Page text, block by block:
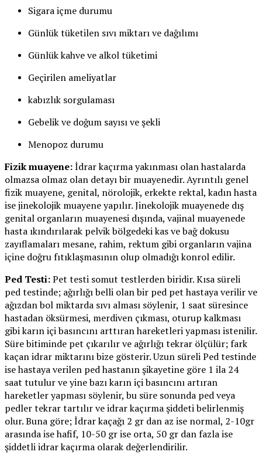
Sigara içme durumu
Günlük tüketilen sıvı miktarı ve dağılımı
Günlük kahve ve alkol tüketimi
Geçirilen ameliyatlar
kabızlık sorgulaması
Gebelik ve doğum sayısı ve şekli
Menopoz durumu
Fizik muayene:İdrar kaçırma yakınması olan hastalarda
olmazsa olmaz olan detayı bir muayenedir. Ayrıntılı genel
fizik muayene, genital, nörolojik, erkekte rektal, kadın hasta
ise jinekolojik muayene yapılır. Jinekolojik muayenede dış
genital organların muayenesi dışında, vajinal muayenede
hasta ıkındırılarak pelvik bölgedeki kas ve bağ dokusu
zayıflamaları mesane, rahim, rektum gibi organların vajina
içine doğru fıtıklaşmasının olup olmadığı konrol edilir.
Ped Testi:Pet testi somut testlerden biridir. Kısa süreli
ped testinde; ağırlığı belli olan bir ped pet hastaya verilir ve
ağızdan bol miktarda sıvı alması söylenir, 1 saat süresince
hastadan öksürmesi, merdiven çıkması, oturup kalkması
gibi karın içi basıncını arttıran hareketleri yapması istenilir.
Süre bitiminde pet çıkarılır ve ağırlığı tekrar ölçülür; fark
kaçan idrar miktarını bize gösterir. Uzun süreli Ped testinde
ise hastaya verilen ped hastanın şikayetine göre 1 ila 24
saat tutulur ve yine bazı karın içi basıncını artıran
hareketler yapması söylenir, bu süre sonunda ped veya
pedler tekrar tartılır ve idrar kaçırma şiddeti belirlenmiş
olur. Buna göre; İdrar kaçağı 2 gr dan az ise normal, 2-10gr
arasında ise hafif, 10-50 gr ise orta, 50 gr dan fazla ise
şiddetli idrar kaçırma olarak değerlendirilir.